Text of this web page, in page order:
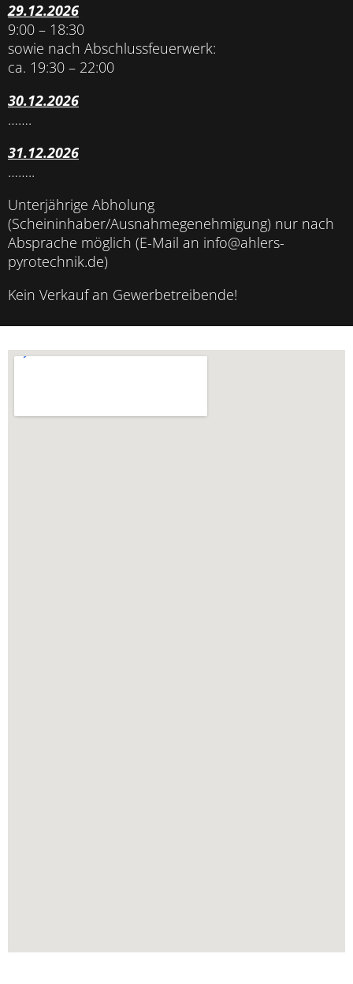
29.12.2026
9:00 – 18:30
sowie nach Abschlussfeuerwerk:
ca. 19:30 – 22:00
30.12.2026
…….
31.12.2026
……..
Unterjährige Abholung
(Scheininhaber/Ausnahmegenehmigung) nur nach
Absprache möglich (E-Mail an info@ahlers-
pyrotechnik.de)
Kein Verkauf an Gewerbetreibende!